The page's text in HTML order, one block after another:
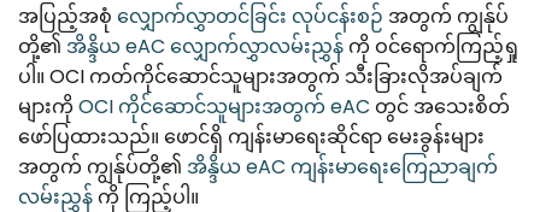
အပြည့်အစုံ လျှောက်လွှာတင်ခြင်း လုပ်ငန်းစဉ် အတွက် ကျွန်ုပ်
တို့၏ အိန္ဒိယ eAC လျှောက်လွှာလမ်းညွှန် ကို ဝင်ရောက်ကြည့်ရှု
ပါ။ OCI ကတ်ကိုင်ဆောင်သူများအတွက် သီးခြားလိုအပ်ချက်
များကို OCI ကိုင်ဆောင်သူများအတွက် eAC တွင် အသေးစိတ်
ဖော်ပြထားသည်။ ဖောင်ရှိ ကျန်းမာရေးဆိုင်ရာ မေးခွန်းများ
အတွက် ကျွန်ုပ်တို့၏ အိန္ဒိယ eAC ကျန်းမာရေးကြေညာချက်
လမ်းညွှန် ကို ကြည့်ပါ။